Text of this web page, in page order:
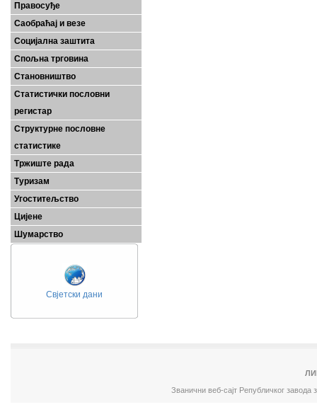
Правосуђе
Саобраћај и везе
Социјална заштита
Спољна трговина
Становништво
Статистички пословни
регистар
Структурне пословне
статистике
Тржиште рада
Туризам
Угоститељство
Цијене
Шумарство
Свјетски дани
Званични веб-сајт Републичког